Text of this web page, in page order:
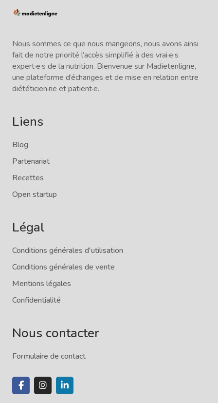
Nous sommes ce que nous mangeons, nous avons ainsi
fait de notre priorité l’accès simplifié à des vrai·e·s
expert·e·s de la nutrition. Bienvenue sur Madietenligne,
une plateforme d’échanges et de mise en relation entre
diététicien·ne et patient·e.
Liens
Blog
Partenariat
Recettes
Open startup
Légal
Conditions générales d'utilisation
Conditions générales de vente
Mentions légales
Confidentialité
Nous contacter
Formulaire de contact